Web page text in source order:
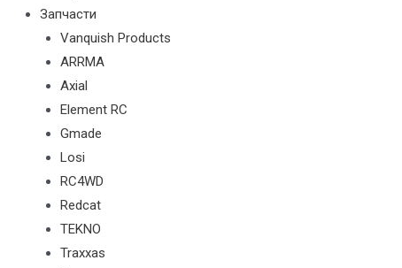
Запчасти
Vanquish Products
ARRMA
Axial
Element RC
Gmade
Losi
RC4WD
Redcat
TEKNO
Traxxas